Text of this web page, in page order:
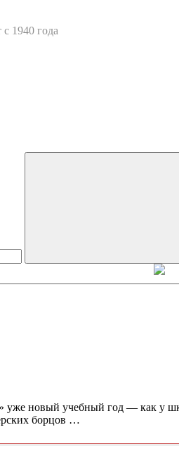
1940 года
Искать
уже новый учебный год — как у
борцов …